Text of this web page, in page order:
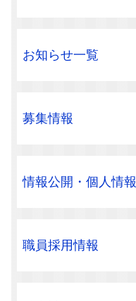
お知らせ一覧
募集情報
情報公開・個人情報
職員採用情報